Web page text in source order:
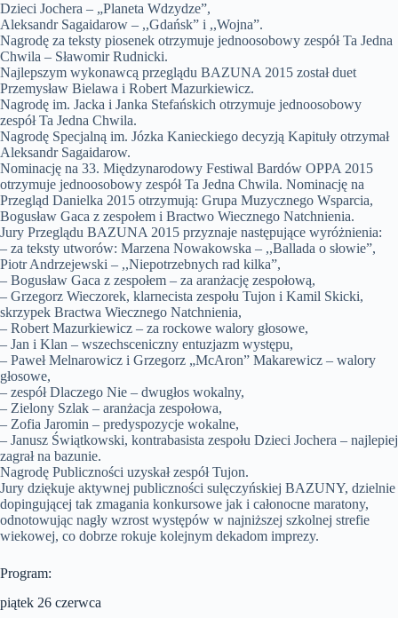
Dzieci Jochera – „Planeta Wdzydze”,
Aleksandr Sagaidarow – ,,Gdańsk” i ,,Wojna”.
Nagrodę za teksty piosenek otrzymuje jednoosobowy zespół Ta Jedna
Chwila – Sławomir Rudnicki.
Najlepszym wykonawcą przeglądu BAZUNA 2015 został duet
Przemysław Bielawa i Robert Mazurkiewicz.
Nagrodę im. Jacka i Janka Stefańskich otrzymuje jednoosobowy
zespół Ta Jedna Chwila.
Nagrodę Specjalną im. Józka Kanieckiego decyzją Kapituły otrzymał
Aleksandr Sagaidarow.
Nominację na 33. Międzynarodowy Festiwal Bardów OPPA 2015
otrzymuje jednoosobowy zespół Ta Jedna Chwila. Nominację na
Przegląd Danielka 2015 otrzymują: Grupa Muzycznego Wsparcia,
Bogusław Gaca z zespołem i Bractwo Wiecznego Natchnienia.
Jury Przeglądu BAZUNA 2015 przyznaje następujące wyróżnienia:
– za teksty utworów: Marzena Nowakowska – ,,Ballada o słowie”,
Piotr Andrzejewski – ,,Niepotrzebnych rad kilka”,
– Bogusław Gaca z zespołem – za aranżację zespołową,
– Grzegorz Wieczorek, klarnecista zespołu Tujon i Kamil Skicki,
skrzypek Bractwa Wiecznego Natchnienia,
– Robert Mazurkiewicz – za rockowe walory głosowe,
– Jan i Klan – wszechsceniczny entuzjazm występu,
– Paweł Melnarowicz i Grzegorz „McAron” Makarewicz – walory
głosowe,
– zespół Dlaczego Nie – dwugłos wokalny,
– Zielony Szlak – aranżacja zespołowa,
– Zofia Jaromin – predyspozycje wokalne,
– Janusz Świątkowski, kontrabasista zespołu Dzieci Jochera – najlepiej
zagrał na bazunie.
Nagrodę Publiczności uzyskał zespół Tujon.
Jury dziękuje aktywnej publiczności sulęczyńskiej BAZUNY, dzielnie
dopingującej tak zmagania konkursowe jak i całonocne maratony,
odnotowując nagły wzrost występów w najniższej szkolnej strefie
wiekowej, co dobrze rokuje kolejnym dekadom imprezy.
Program:
piątek 26 czerwca